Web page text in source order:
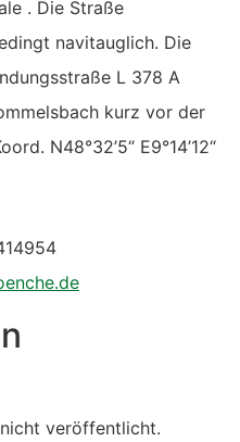
. Die Straße
navitauglich. Die
L 378 A
kurz vor der
N48°32’5“ E9°14’12“
veröffentlicht.